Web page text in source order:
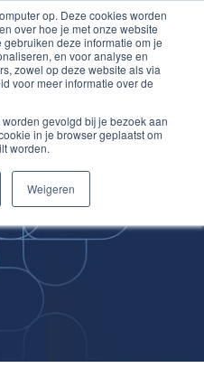
op. Deze cookies worden
over hoe je met onze website
deze informatie om je
en voor analyse en
zowel op deze website als via
voor meer informatie over de
gevolgd bij je bezoek aan
in je browser geplaatst om
worden.
Weigeren
Inloggen account